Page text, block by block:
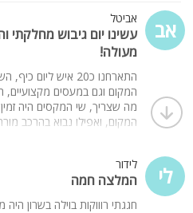
אב אביטל
עשינו יום גיבוש מחלקתי
מעולה!
התארחנו כ20 איש
המקום וגם במעסים
מה שצריך, שי המקסים היה
המקום, ואפילו נבוא בהרכב
לי לידור
המלצה חמה
חגגתי רוווקות בוילה בשרון